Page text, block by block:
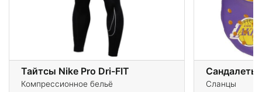
Тайтсы Nike Pro Dri-FIT
Компрессионное бельё Сланцы